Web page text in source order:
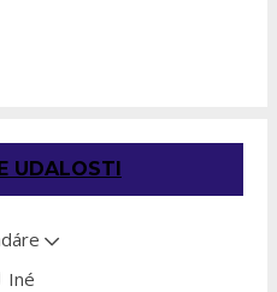
UDALOSTI
Iné